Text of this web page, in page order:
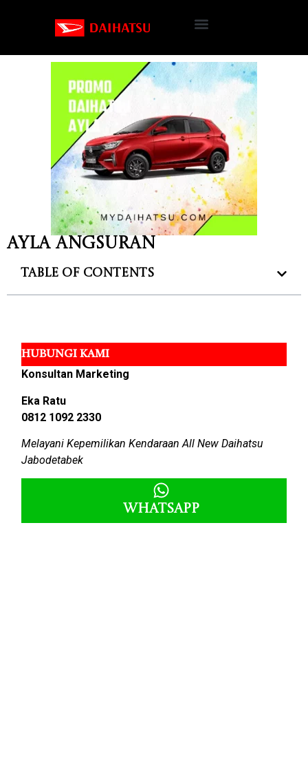
Ayla Angsuran
Table of Contents
HUBUNGI KAMI
Konsultan Marketing
Eka Ratu
0812 1092 2330
Melayani Kepemilikan Kendaraan All New Daihatsu
Jabodetabek
Whatsapp